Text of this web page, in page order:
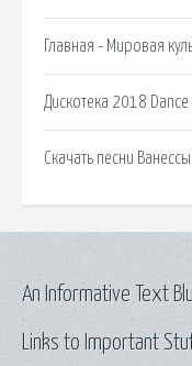
Главная - Мировая
Дискотека 2018
Скачать песни
Links to Important
An Informative Text